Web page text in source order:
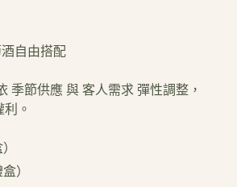
自由搭配
季節供應 與 客人需求 彈性調整，
。
）